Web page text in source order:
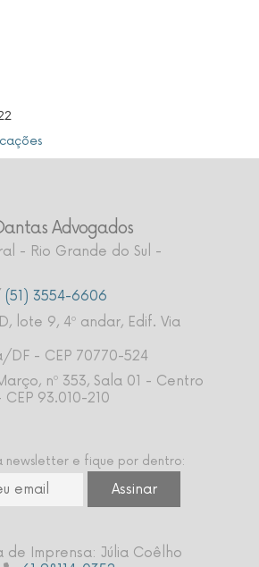
Advogados
- Rio Grande do Sul -
(51) 3554-6606
lote 9, 4º andar, Edif. Via
DF - CEP 70770-524
nº 353, Sala 01 - Centro
93.010-210
newsletter e fique por dentro:
de Imprensa: Júlia Coêlho